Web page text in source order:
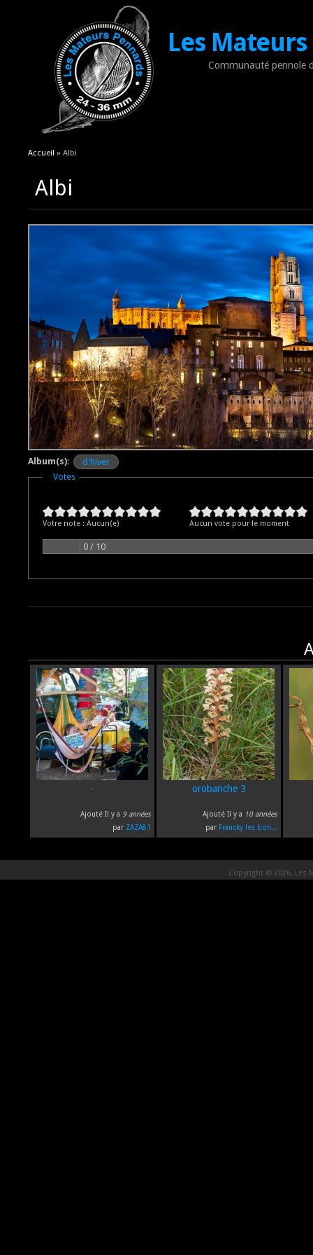
Les
Communauté pennole
Vous êtes ici
Accueil » Albi
Albi
Album(s):
d'hiver
Masquer
Votes
Votre note : Aucun(e) Aucun vote pour le moment
0 / 10
-
Ajouté Il y a 9 années
par ZAZA81
orobanche 3
Ajouté Il y a 10 années
par Francky les bon...
Copyright © 2026, Les